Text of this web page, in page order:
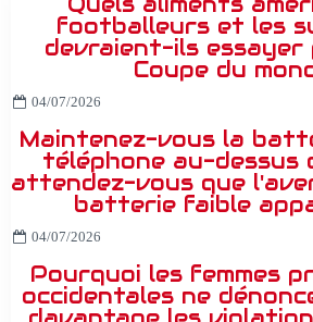
footballeurs et les
devraient-ils essayer
Coupe du
04/07/2026
Maintenez-vous la
téléphone au-dessus
attendez-vous que
batterie faible
04/07/2026
Pourquoi les femmes
occidentales ne